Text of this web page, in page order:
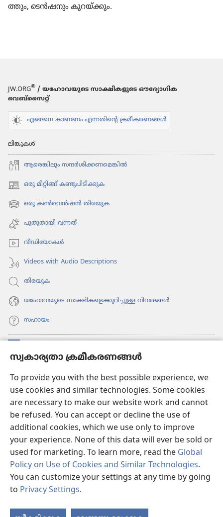
സ്വകാര്യതാ ക്രമീകരണങ്ങൾ
To provide you with the best possible experience, we
use cookies and similar technologies. Some cookies
are necessary to make our website work and cannot
be refused. You can accept or decline the use of
additional cookies, which we use only to improve
your experience. None of this data will ever be sold or
used for marketing. To learn more, read the Global
Policy on Use of Cookies and Similar Technologies.
You can customize your settings at any time by going
to Privacy Settings.
ത്തും, ടെൻഷ​നും കുറയ്‌ക്കും.
JW.ORG® / യഹോവയുടെ സാക്ഷികളുടെ ഔദ്യോഗിക
വെബ്സൈറ്റ്
എങ്ങനെ കാണണം എന്നതിന്റെ ക്രമീകരണങ്ങൾ
ലിങ്കുകൾ
ആരെങ്കി​ലും സന്ദർശി​ക്ക​ണ​മെ​ങ്കിൽ
ഒരു മീറ്റിങ്ങ് കണ്ടുപിടിക്കുക
(പുതിയ
പേജ്
തുറക്കുക)
ഒരു കൺവെൻഷൻ തിരയുക
(പുതിയ
പേജ്
തുറക്കുക)
പുതുതായി വന്നത്‌
വീഡി​യോ​കൾ
Videos with Audio Descriptions
തിരയുക
യഹോവയുടെ സാക്ഷികളെക്കുറിച്ചുള്ള വിവരങ്ങൾ
സഹായം
പേജ്
തുറക്കുക)വാച്ച്ടവര്‍ ഓണ്‍ലൈന്‍ ലൈബ്രറി
(പുതിയ
പേജ്
തുറക്കുക)JW ഹബ്ബ്
(പുതിയ
പേജ്
തുറക്കുക)JW ലൈ​ബ്ര​റി
വാച്ച്‌ടവർ ലൈ​ബ്രറി